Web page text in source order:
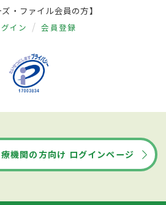
ズ・ファイル会員の方】
イン 会員登録
機関の方向け ログインページ